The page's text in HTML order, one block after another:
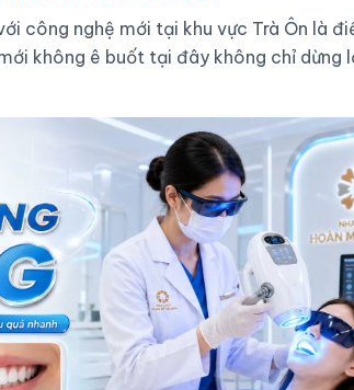
công nghệ mới tại khu vực Trà Ôn là
không ê buốt tại đây không chỉ dừng